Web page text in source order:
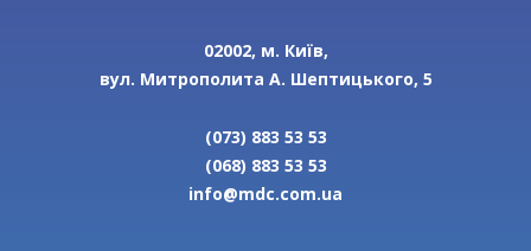
02002, м. Київ,
вул. Митрополита А. Шептицького, 5
(073) 883 53 53
(068) 883 53 53
info@mdc.com.ua